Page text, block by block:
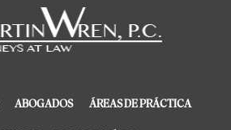
ABOGADOS ÁREAS DE PRÁCTICA